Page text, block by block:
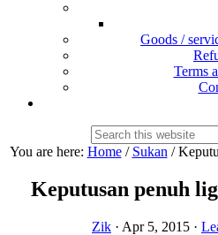
Goods /
Terms
Search
this
You are here: Home / Sukan /
Keputusan penuh
Zik · Apr 5, 2015 ·